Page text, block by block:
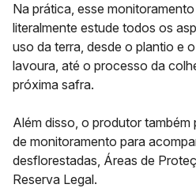
Na prática, esse
literalmente estude todos os
uso da terra, desde o plantio e
lavoura, até o processo da
próxima safra.
Além disso, o produtor
de monitoramento para
desflorestadas, Áreas de
Reserva Legal.